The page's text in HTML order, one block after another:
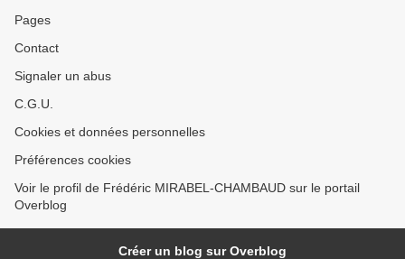
Pages
Contact
Signaler un abus
C.G.U.
Cookies et données personnelles
Préférences cookies
Voir le profil de Frédéric MIRABEL-CHAMBAUD sur le portail
Overblog
Créer un blog sur Overblog